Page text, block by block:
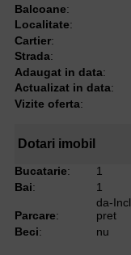
Balcoane:
Localitate:
Cartier:
Strada:
Adaugat in data:
Actualizat in data:
Vizite oferta:
Dotari imobil
Bucatarie:
1
Bai: 1
Parcare:
da-
pret
Beci: nu